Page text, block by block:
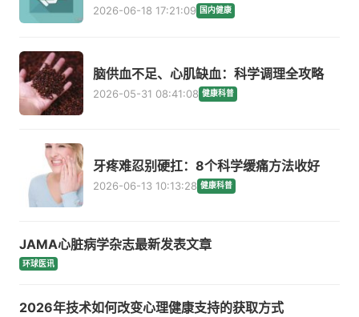
2026-06-18 17:21:09 国内健康
脑供血不足、心肌缺血：科学调理全攻略
2026-05-31 08:41:08 健康科普
牙疼难忍别硬扛：8个科学缓痛方法收好
2026-06-13 10:13:28 健康科普
JAMA心脏病学杂志最新发表文章
环球医讯
2026年技术如何改变心理健康支持的获取方式